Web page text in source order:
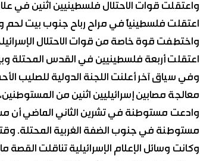
واعتقلت قوات الاحتلال فلسطينيين اثنين في
اعتقلت فلسطينياً في مراح رباح جنوب بيت لحم
واختطفت قوة خاصة من قوات الاحتلال
اعتقلت أربعة فلسطينيين في القدس المحتلة
وفي سياق آخر أعلنت اللجنة الدولية للصليب
معالجة مصابين إسرائيليين اثنين من
وادعت مستوطنة في تشرين الثاني الماضي أن
مستوطنة في جنوب الضفة الغربية المحتلة. وقتل الرجلان
وكانت وسائل الإعلام الإسرائيلية تناقلت القصة